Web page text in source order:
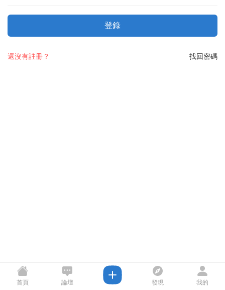
登錄
找回密碼
還沒有註冊？
首頁 論壇 發現 我的